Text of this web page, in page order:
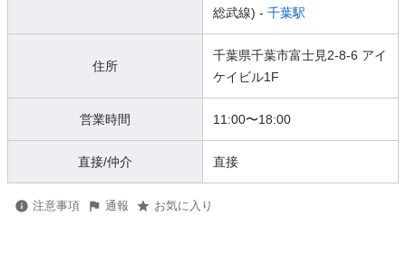
総武線) - 千葉駅
住所
千葉県千葉市富士見2-8-6 アイ
ケイビル1F
営業時間 11:00〜18:00
直接/仲介 直接
注意事項 通報 お気に入り